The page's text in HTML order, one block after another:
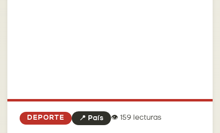
DEPORTE 📍 País 👁️ 159 lecturas